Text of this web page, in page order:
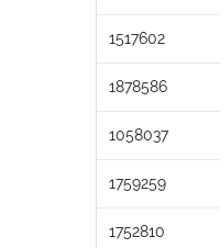
1517602
1878586
1058037
1759259
1752810